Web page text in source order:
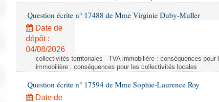
Question écrite n° 17488 de Mme Virginie Duby-Muller
Date de
dépôt :
04/08/2026
collectivités territoriales - TVA immobilière : conséquences
immobilière : conséquences pour les collectivités locales
Question écrite n° 17594 de Mme Sophie-Laurence Roy
Date de